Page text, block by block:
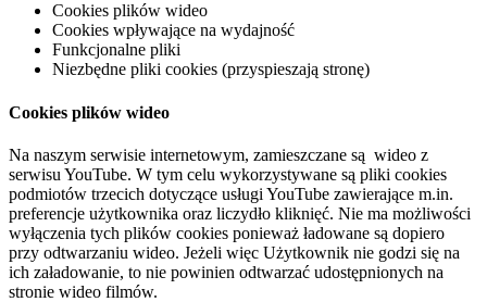
Cookies plików wideo
Cookies wpływające na wydajność
Funkcjonalne pliki
Niezbędne pliki cookies (przyspieszają stronę)
Cookies plików wideo
Na naszym serwisie internetowym, zamieszczane są wideo z
serwisu YouTube. W tym celu wykorzystywane są pliki cookies
podmiotów trzecich dotyczące usługi YouTube zawierające m.in.
preferencje użytkownika oraz liczydło kliknięć. Nie ma możliwości
wyłączenia tych plików cookies ponieważ ładowane są dopiero
przy odtwarzaniu wideo. Jeżeli więc Użytkownik nie godzi się na
ich załadowanie, to nie powinien odtwarzać udostępnionych na
stronie wideo filmów.